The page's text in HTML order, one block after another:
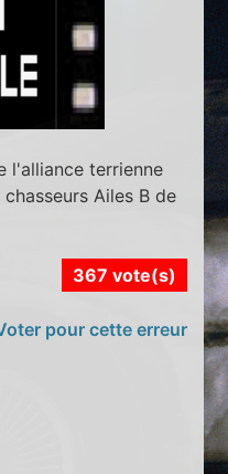
l'alliance terrienne
Ailes B de
367 vote(s)
pour cette erreur